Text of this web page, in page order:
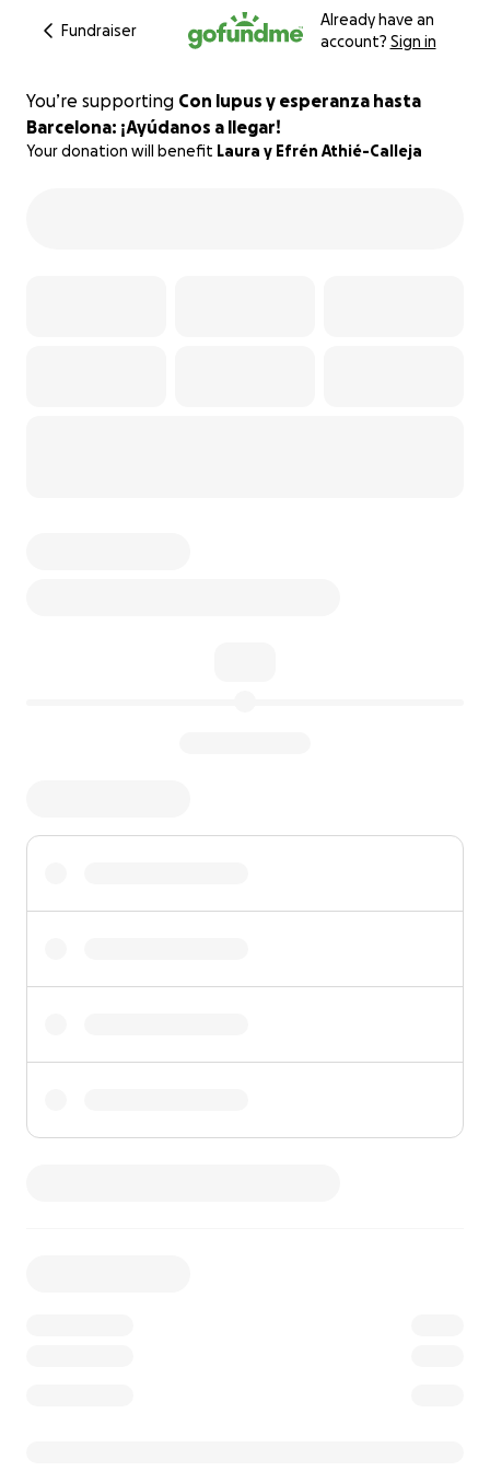
Fundraiser
Already have an
account? Sign in
You’re supporting Con lupus y esperanza hasta
Barcelona: ¡Ayúdanos a llegar!
Your donation will benefit Laura y Efrén Athié-Calleja